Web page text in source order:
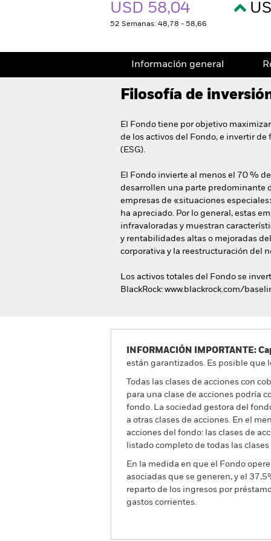
USD 58,04
52 Semanas: 48,78 - 58,66
Información general
Filosofía de
El Fondo tiene por objetivo
de los activos del Fondo, e invertir
(ESG).
El Fondo invierte al menos el 70 %
desarrollen una parte predominante
empresas de «situaciones
ha apreciado. Por lo general, estas
infravaloradas y muestran
y rentabilidades altas o mejoradas
corporativa y la reestructuración del
Los activos totales del Fondo se
BlackRock: www.blackrock.com/
INFORMACIÓN IMPORTANTE:
están garantizados. Es posible
Todas las clases de acciones con
para una clase de acciones podría
fondo. La sociedad gestora del
a otras clases de acciones. En el
acciones del fondo: las clases de
listado completo de todas las
En la medida en que el Fondo
asociadas que se generen, y el
reparto de los ingresos por
gastos corrientes.